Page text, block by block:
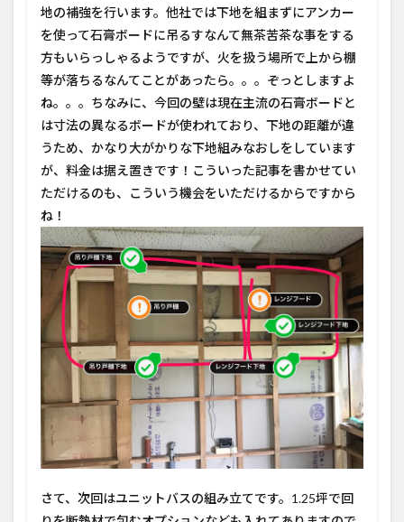
地の補強を行います。他社では下地を組まずにアンカー
を使って石膏ボードに吊るすなんて無茶苦茶な事をする
方もいらっしゃるようですが、火を扱う場所で上から棚
等が落ちるなんてことがあったら。。。ぞっとしますよ
ね。。。ちなみに、今回の壁は現在主流の石膏ボードと
は寸法の異なるボードが使われており、下地の距離が違
うため、かなり大がかりな下地組みなおしをしています
が、料金は据え置きです！こういった記事を書かせてい
ただけるのも、こういう機会をいただけるからですから
ね！
さて、次回はユニットバスの組み立てです。1.25坪で回